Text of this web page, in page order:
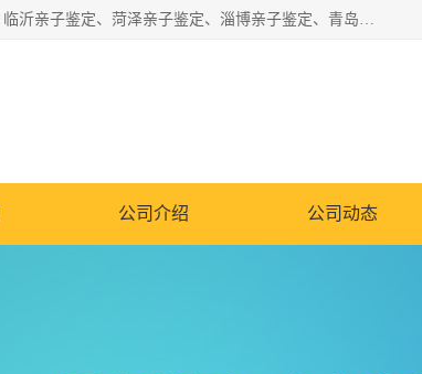
华信基因是一家专门提供亲子鉴定服务的机构，主要业务：济南亲子鉴定、临沂亲子鉴定、菏泽亲子鉴定、淄博亲子鉴定、青岛亲子鉴定、日照亲子鉴定、临朐亲子鉴定、寿光亲子鉴定等，联合广州、上海、北京、深圳、杭州、武汉、成都、合肥、贵阳、沈阳等地区有法医物证鉴定机构及基因检测公司，为国内外客户提供便捷的DNA鉴定服务。
公司介绍 公司动态